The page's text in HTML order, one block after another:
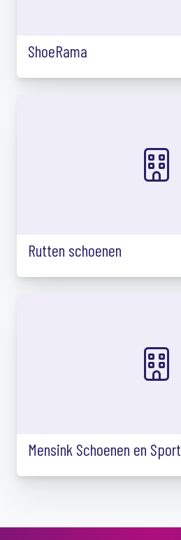
ShoeRama
Rutten schoenen
Mensink Schoenen en Sport